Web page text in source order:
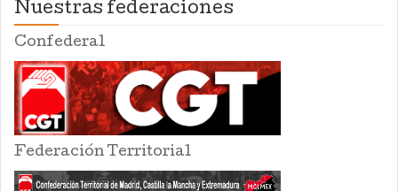
Nuestras federaciones
Confederal
Federación Territorial